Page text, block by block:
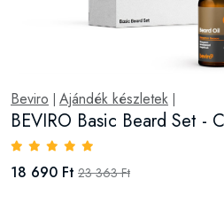
Beviro Ajándék készletek
BEVIRO Basic Beard Set -
18 690 Ft 23 363 Ft